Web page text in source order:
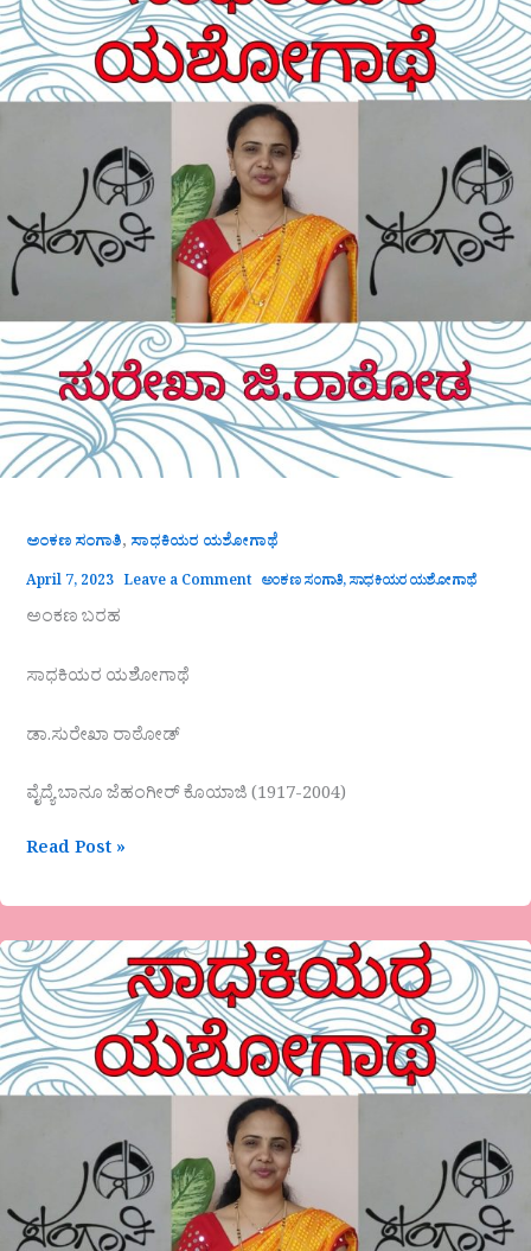
ಅಂಕಣ ಸಂಗಾತಿ, ಸಾಧಕಿಯರ ಯಶೋಗಾಥೆ
April 7, 2023 Leave a Comment ಅಂಕಣ ಸಂಗಾತಿ,ಸಾಧಕಿಯರ ಯಶೋಗಾಥೆ
ಅಂಕಣ ಬರಹ
ಸಾಧಕಿಯರ ಯಶೋಗಾಥೆ
ಡಾ.ಸುರೇಖಾ ರಾಠೋಡ್
ವೈದ್ಯೆ ಬಾನೂ ಜೆಹಂಗೀರ್ ಕೊಯಾಜಿ (1917-2004)
Read Post »